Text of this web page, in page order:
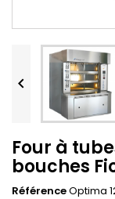

Four à
bouches
RéférenceOptima